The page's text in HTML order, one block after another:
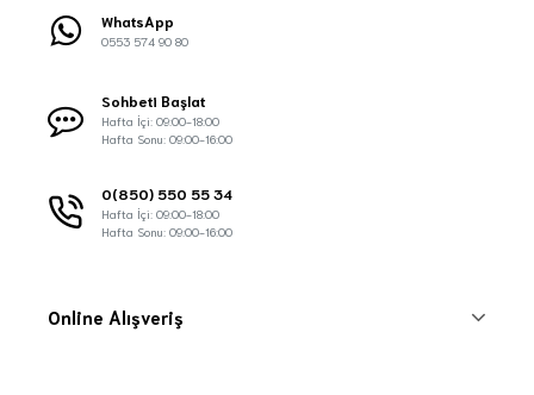
WhatsApp
0553 574 90 80
Sohbeti Başlat
Hafta İçi: 09:00-18:00
Hafta Sonu: 09:00-16:00
0(850) 550 55 34
Hafta İçi: 09:00-18:00
Hafta Sonu: 09:00-16:00
Online Alışveriş